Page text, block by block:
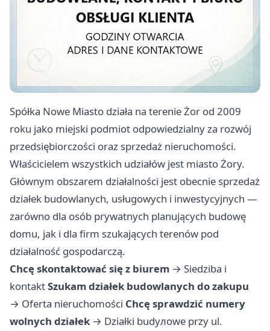
Spółka Nowe Miasto działa na terenie Żor od 2009
roku jako miejski podmiot odpowiedzialny za rozwój
przedsiębiorczości oraz sprzedaż nieruchomości.
Właścicielem wszystkich udziałów jest miasto Żory.
Głównym obszarem działalności jest obecnie sprzedaż
działek budowlanych, usługowych i inwestycyjnych —
zarówno dla osób prywatnych planujących budowę
domu, jak i dla firm szukających terenów pod
działalność gospodarczą.
Chcę skontaktować się z biurem → Siedziba i
kontaktSzukam działek budowlanych do zakupu
→ Oferta nieruchomości Chcę sprawdzić numery
wolnych działek → Działki budyлowe przy ul.